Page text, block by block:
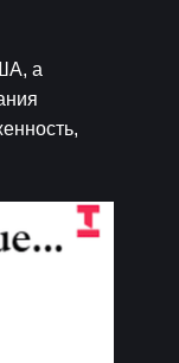
а